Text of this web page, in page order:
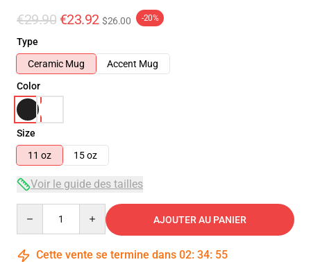
€29.90 €23.92 $26.00 -20%
Type
Ceramic Mug
Accent Mug
Color
Size
11 oz
15 oz
Voir le guide des tailles
AJOUTER AU PANIER
Cette vente se termine dans 02: 34: 54